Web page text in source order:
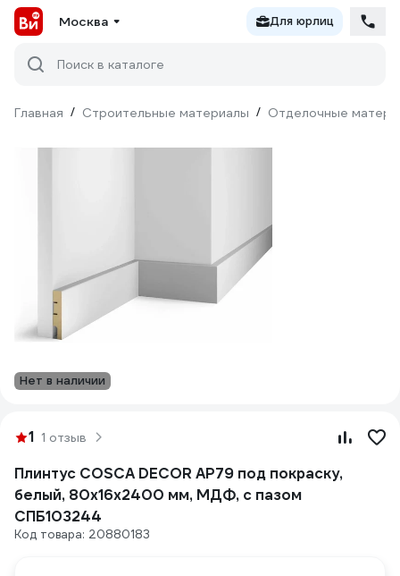
Москва Для юрлиц
Поиск в каталоге
Главная / Строительные материалы / Отделочные
Нет в наличии
1 1 отзыв
Плинтус COSCA DECOR AP79 под покраску,
белый, 80x16x2400 мм, МДФ, с пазом
СПБ103244
Код товара: 20880183